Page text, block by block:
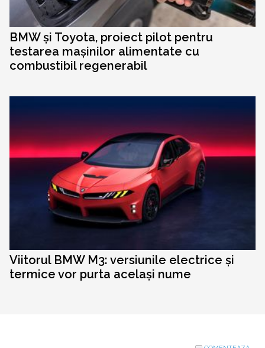
BMW și Toyota, proiect pilot pentru
testarea mașinilor alimentate cu
combustibil regenerabil
Viitorul BMW M3: versiunile electrice și
termice vor purta același nume